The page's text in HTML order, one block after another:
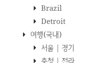
Brazil
Detroit
여행(국내)
서울 | 경기
충청 | 전라